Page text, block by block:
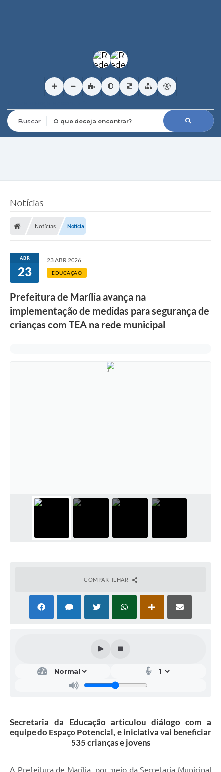
Notícias
Notícias Notícia
ABR
23
23 ABR 2026
EDUCAÇÃO
Prefeitura de Marília avança na
implementação de medidas para segurança de
crianças com TEA na rede municipal
COMPARTILHAR
Secretaria da Educação articulou diálogo com a
equipe do Espaço Potencial, e iniciativa vai beneficiar
535 crianças e jovens
A Prefeitura de Marília, por meio da Secretaria Municipal